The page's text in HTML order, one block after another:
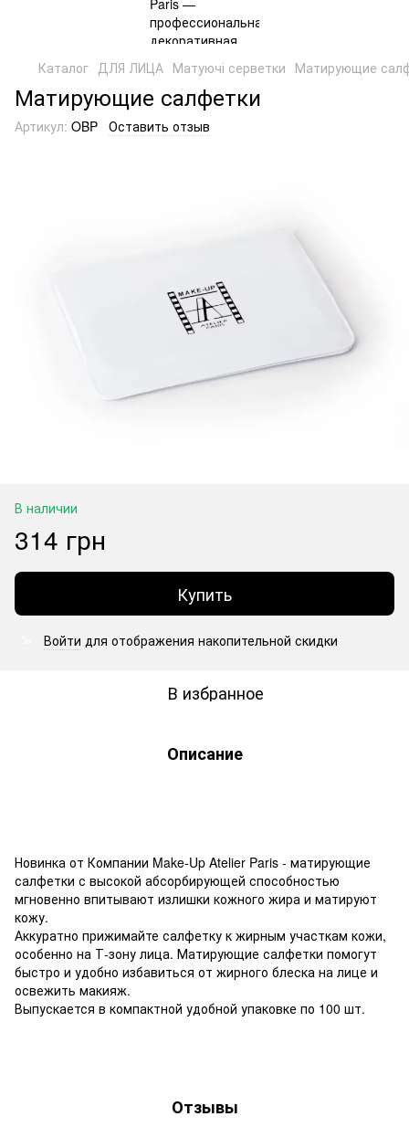
Каталог ДЛЯ ЛИЦА Матуючі серветки Матирующие
Матирующие салфетки
Артикул: OBP Оставить отзыв
В наличии
314 грн
Купить
Войти для отображения накопительной скидки
В избранное
Описание
Новинка от Компании Make-Up Atelier Paris - матирующие
салфетки с высокой абсорбирующей способностью
мгновенно впитывают излишки кожного жира и матируют
кожу.
Аккуратно прижимайте салфетку к жирным участкам кожи,
особенно на Т-зону лица. Матирующие салфетки помогут
быстро и удобно избавиться от жирного блеска на лице и
освежить макияж.
Выпускается в компактной удобной упаковке по 100 шт.
Отзывы